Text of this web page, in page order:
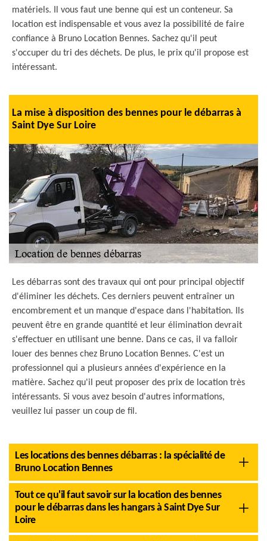
matériels. Il vous faut une benne qui est un conteneur. Sa
location est indispensable et vous avez la possibilité de faire
confiance à Bruno Location Bennes. Sachez qu'il peut
s'occuper du tri des déchets. De plus, le prix qu'il propose est
intéressant.
La mise à disposition des bennes pour le débarras à
Saint Dye Sur Loire
Les débarras sont des travaux qui ont pour principal objectif
d'éliminer les déchets. Ces derniers peuvent entraîner un
encombrement et un manque d'espace dans l'habitation. Ils
peuvent être en grande quantité et leur élimination devrait
s'effectuer en utilisant une benne. Dans ce cas, il va falloir
louer des bennes chez Bruno Location Bennes. C'est un
professionnel qui a plusieurs années d'expérience en la
matière. Sachez qu'il peut proposer des prix de location très
intéressants. Si vous avez besoin d'autres informations,
veuillez lui passer un coup de fil.
Les locations des bennes débarras : la spécialité de
Bruno Location Bennes
Tout ce qu'il faut savoir sur la location des bennes
pour le débarras dans les hangars à Saint Dye Sur
Loire